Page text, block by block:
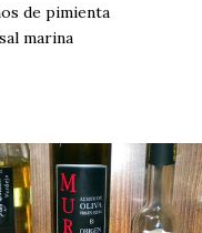
de pimienta
marina